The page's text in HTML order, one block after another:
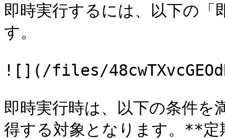
即時実行するには、以下の
す。
![](/files/
即時実行時は、以下の条件を
得する対象となります。**定